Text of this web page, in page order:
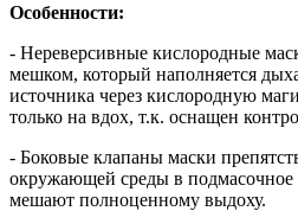
Особенности:
- Нереверсивные кислородные
мешком, который наполняется
источника через кислородную
только на вдох, т.к. оснащен
- Боковые клапаны маски
окружающей среды в подмасочное
мешают полноценному выдоху.